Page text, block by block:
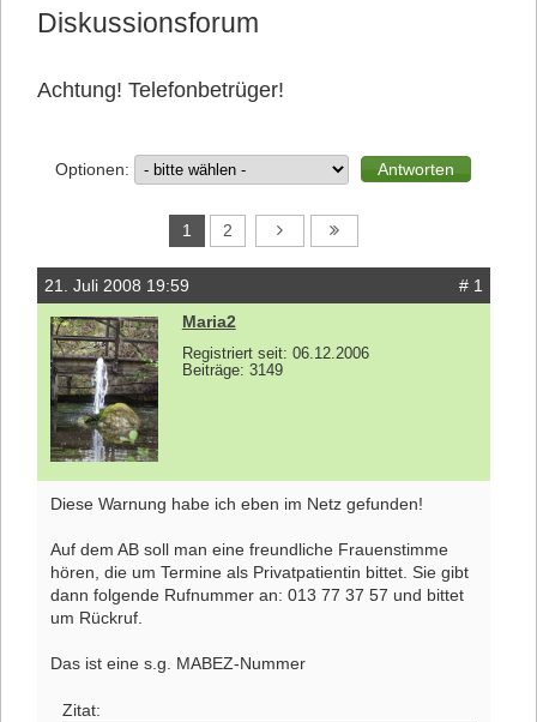
Diskussionsforum
Achtung! Telefonbetrüger!
Optionen:
1 2
21. Juli 2008 19:59
# 1
Maria2
Registriert seit: 06.12.2006
Beiträge: 3149
Diese Warnung habe ich eben im Netz gefunden!
Auf dem AB soll man eine freundliche Frauenstimme
hören, die um Termine als Privatpatientin bittet. Sie gibt
dann folgende Rufnummer an: 013 77 37 57 und bittet
um Rückruf.
Das ist eine s.g. MABEZ-Nummer
Zitat: